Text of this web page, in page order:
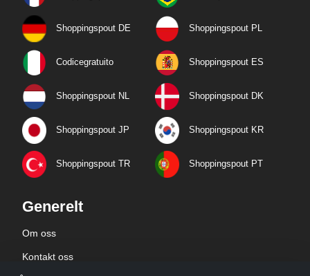
Shoppingspout DE Shoppingspout PL
Codicegratuito Shoppingspout ES
Shoppingspout NL Shoppingspout DK
Shoppingspout JP Shoppingspout KR
Shoppingspout TR Shoppingspout PT
Generelt
Om oss
Kontakt oss